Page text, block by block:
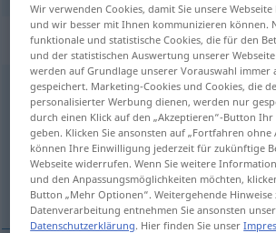
„f.“: abbreviation
abk(=feet pl)
Übersicht aller Übersetzungen
(Für mehr Details die Übersetzung
Fuß
Wir verwenden Cookies, damit Sie unsere
und wir besser mit Ihnen kommunizieren können.
funktionale und statistische Cookies, die für den
und der statistischen Auswertung unserer
werden auf Grundlage unserer Vorauswahl immer
gespeichert. Marketing-Cookies und Cookies, die
personalisierter Werbung dienen, werden nur
durch einen Klick auf den „Akzeptieren“-Button
geben. Klicken Sie ansonsten auf „Fortfahren ohne
können Ihre Einwilligung jederzeit für zukünftige
Webseite widerrufen. Wenn Sie weitere
und den Anpassungsmöglichkeiten möchten,
Button „Mehr Optionen“. Weitergehende Hinweise
Datenverarbeitung entnehmen Sie ansonsten
Datenschutzerklärung. Hier finden Sie unser